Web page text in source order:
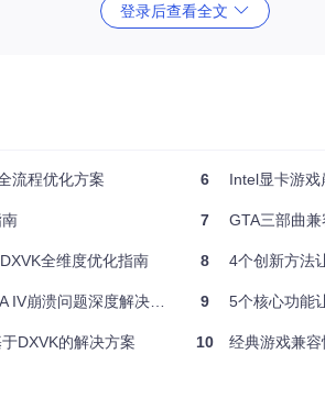
登录后查看全文
流程优化方案
全维度优化指南
崩溃问题深度解决方案
DXVK的解决方案
6 Intel显卡游
7 GTA三部曲
8 4个创新方法
9 5个核心功能让经
10 经典游戏兼